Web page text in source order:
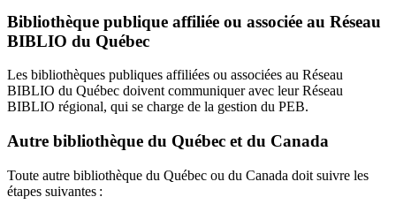
Bibliothèque publique affiliée ou associée au Réseau
BIBLIO du Québec
Les bibliothèques publiques affiliées ou associées au Réseau
BIBLIO du Québec doivent communiquer avec leur Réseau
BIBLIO régional, qui se charge de la gestion du PEB.
Autre bibliothèque du Québec et du Canada
Toute autre bibliothèque du Québec ou du Canada doit suivre les
étapes suivantes :